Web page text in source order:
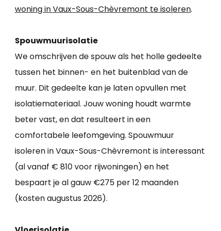
woning in Vaux-Sous-Chèvremont te isoleren.
Spouwmuurisolatie
We omschrijven de spouw als het holle gedeelte
tussen het binnen- en het buitenblad van de
muur. Dit gedeelte kan je laten opvullen met
isolatiemateriaal. Jouw woning houdt warmte
beter vast, en dat resulteert in een
comfortabele leefomgeving. Spouwmuur
isoleren in Vaux-Sous-Chèvremont is interessant
(al vanaf € 810 voor rijwoningen) en het
bespaart je al gauw €275 per 12 maanden
(kosten augustus 2026).